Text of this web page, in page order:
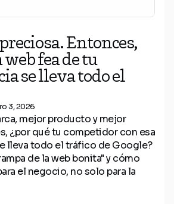
Entonces,
web fea de tu
se lleva todo el
3, 2026
mejor producto y mejor
¿por qué tu competidor con esa
lleva todo el tráfico de Google?
de la web bonita" y cómo
el negocio, no solo para la